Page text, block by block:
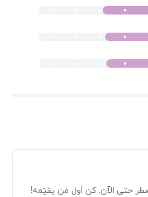
حتى الآن. كن أول من يقيّمه!